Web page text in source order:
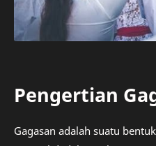
Pengertian
Gagasan adalah suatu